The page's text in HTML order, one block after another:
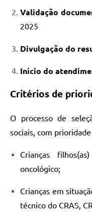
Validação
2025
Divulgação do
Início do
Critérios de
O processo de
sociais, com prioridade
Crianças
oncológico;
Crianças em
técnico do CRAS,